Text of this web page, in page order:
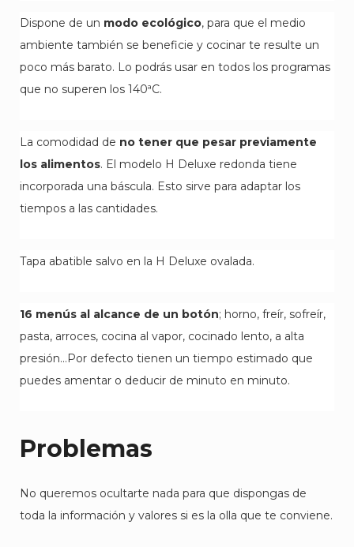
Dispone de un modo ecológico, para que el medio
ambiente también se beneficie y cocinar te resulte un
poco más barato. Lo podrás usar en todos los programas
que no superen los 140ªC.
La comodidad de no tener que pesar previamente
los alimentos. El modelo H Deluxe redonda tiene
incorporada una báscula. Esto sirve para adaptar los
tiempos a las cantidades.
Tapa abatible salvo en la H Deluxe ovalada.
16 menús al alcance de un botón; horno, freír, sofreír,
pasta, arroces, cocina al vapor, cocinado lento, a alta
presión…Por defecto tienen un tiempo estimado que
puedes amentar o deducir de minuto en minuto.
Problemas
No queremos ocultarte nada para que dispongas de
toda la información y valores si es la olla que te conviene.